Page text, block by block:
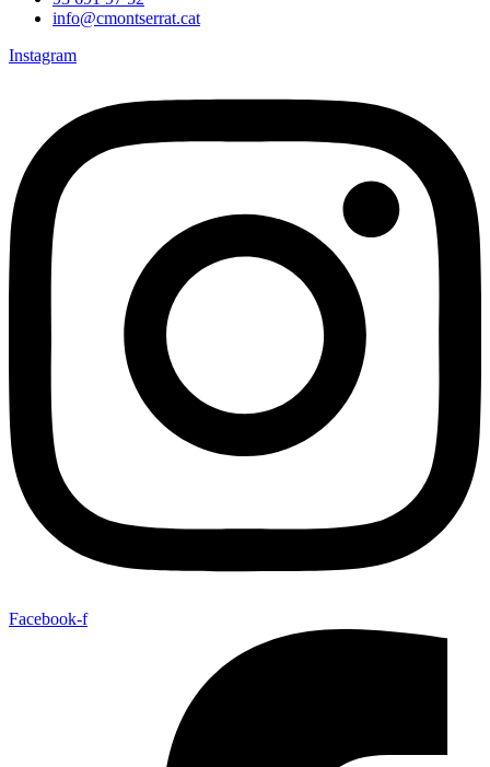
info@cmontserrat.cat
Instagram
Facebook-f